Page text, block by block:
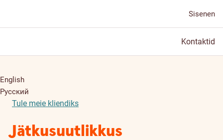
Sisenen
Kontaktid
English
Русский
Tule meie kliendiks
Jätkusuutlikkus